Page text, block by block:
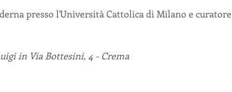
presso l'Università Cattolica di Milano e
in Via Bottesini, 4 - Crema